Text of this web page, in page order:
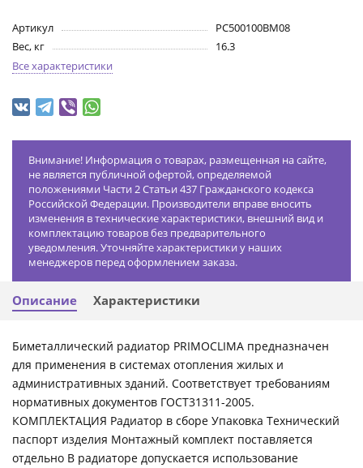
Артикул
PC500100BM08
Вес, кг
16.3
Все характеристики
Внимание! Информация о товарах, размещенная на сайте,
не является публичной офертой, определяемой
положениями Части 2 Статьи 437 Гражданского кодекса
Российской Федерации. Производители вправе вносить
изменения в технические характеристики, внешний вид и
комплектацию товаров без предварительного
уведомления. Уточняйте характеристики у наших
менеджеров перед оформлением заказа.
Описание Характеристики
Биметаллический радиатор PRIMOCLIMA предназначен
для применения в системах отопления жилых и
административных зданий. Соответствует требованиям
нормативных документов ГОСТ31311-2005.
КОМПЛЕКТАЦИЯ Радиатор в сборе Упаковка Технический
паспорт изделия Монтажный комплект поставляется
отдельно В радиаторе допускается использование